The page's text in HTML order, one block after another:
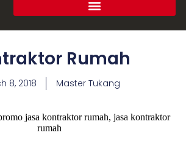
Rumah
8, 2018 Master Tukang